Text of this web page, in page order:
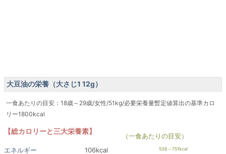
大豆油の栄養（大さじ1 12g）
一食あたりの目安：18歳～29歳/女性/51kg/必要栄養量暫定値算出の基準カロ
リー1800kcal
【総カロリーと三大栄養素】
（一食あたりの目安）
エネルギー
106kcal